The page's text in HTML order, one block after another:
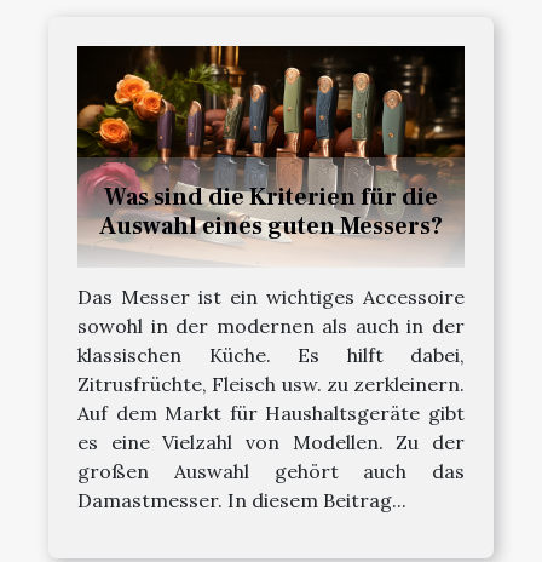
Was sind die Kriterien für die
Auswahl eines guten Messers?
Das Messer ist ein wichtiges Accessoire
sowohl in der modernen als auch in der
klassischen Küche. Es hilft dabei,
Zitrusfrüchte, Fleisch usw. zu zerkleinern.
Auf dem Markt für Haushaltsgeräte gibt
es eine Vielzahl von Modellen. Zu der
großen Auswahl gehört auch das
Damastmesser. In diesem Beitrag...